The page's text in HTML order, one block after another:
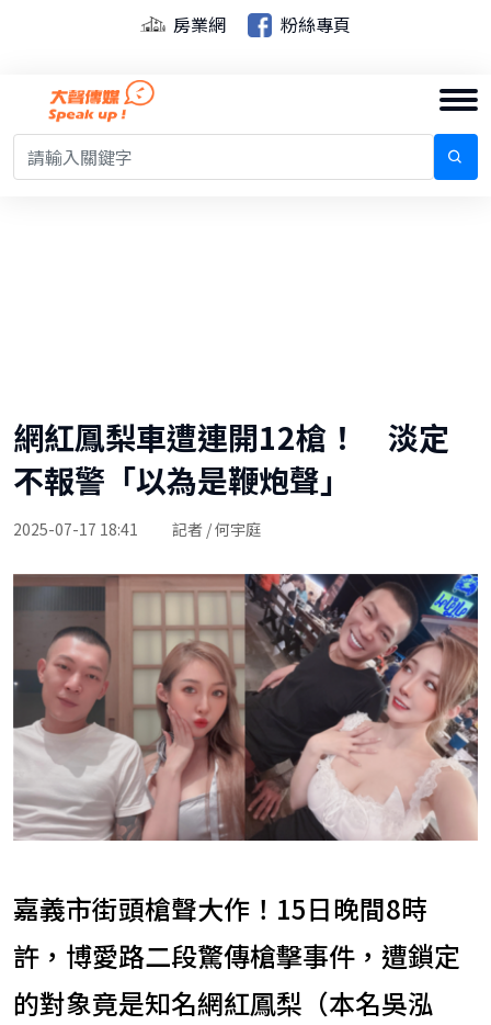
房業網 粉絲專頁
網紅鳳梨車遭連開12槍！ 淡定
不報警「以為是鞭炮聲」
2025-07-17 18:41 記者 / 何宇庭
嘉義市街頭槍聲大作！15日晚間8時
許，博愛路二段驚傳槍擊事件，遭鎖定
的對象竟是知名網紅鳳梨（本名吳泓